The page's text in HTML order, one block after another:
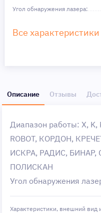
Угол обнаружения лазера:
Все характеристики
Описание Отзывы
Диапазон работы: X,
ROBOT, КОРДОН,
ИСКРА, РАДИС,
ПОЛИСКАН
Угол обнаружения
Характеристики, внешний вид